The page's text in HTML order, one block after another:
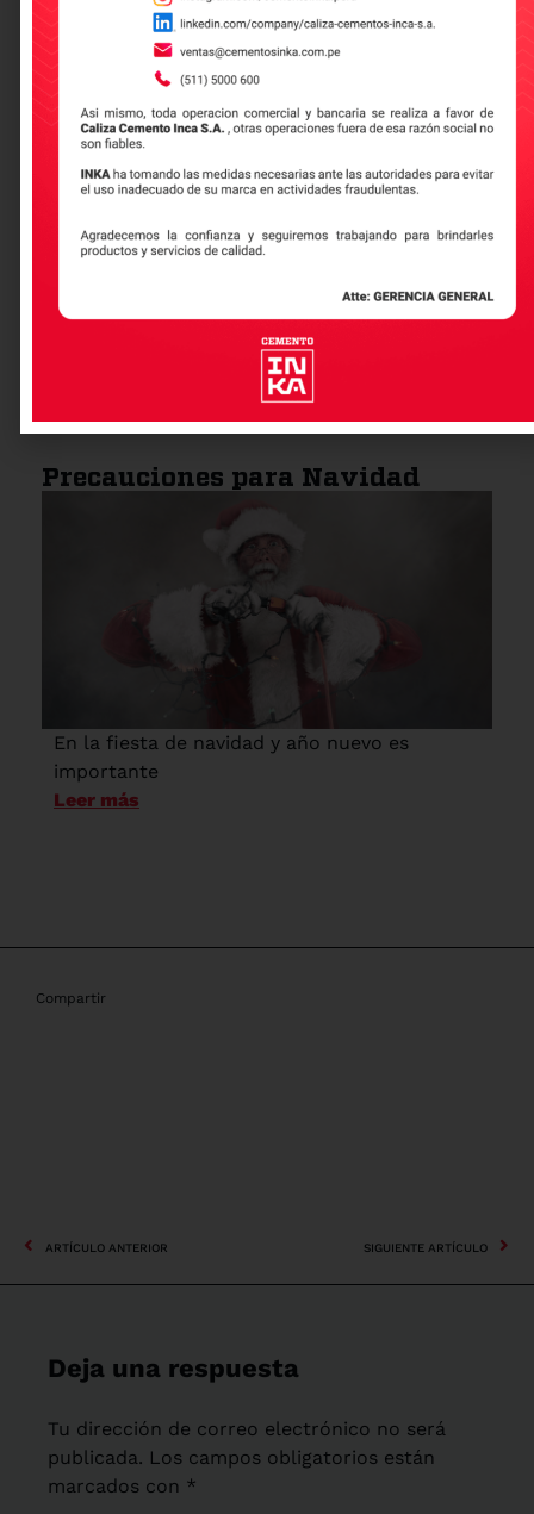
Construcción sostenible:
innovación y responsabilidad
ambiental en la industria
La construcción sostenible, desde los
pequeños proyectos de albañilería local
Precauciones para Navidad
En la fiesta de navidad y año nuevo es
importante
Leer más
Compartir
ARTÍCULO ANTERIOR SIGUIENTE ARTÍCULO
Deja una respuesta
Tu dirección de correo electrónico no será
publicada. Los campos obligatorios están
marcados con *